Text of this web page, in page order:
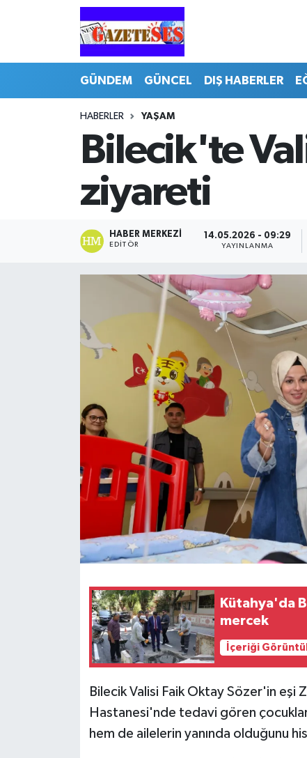
GÜNDEM GÜNCEL DIŞ HABERLER
HABERLER YAŞAM
Bilecik'te
ziyareti
HABER MERKEZI
EDITÖR
14.05.2026 - 09:29
YAYINLANMA
Kütahya'da
mercek
İçeriği
Bilecik Valisi Faik Oktay Sözer'in eşi
Hastanesi'nde tedavi gören
hem de ailelerin yanında olduğunu